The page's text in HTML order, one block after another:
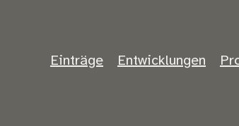
Einträge Entwicklungen